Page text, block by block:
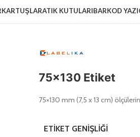
KARTUŞLARATIK KUTULARIBARKOD
75×130 Etiket
75×130 mm (7,5 x 13 cm)
ETIKET GENIŞLIĞI